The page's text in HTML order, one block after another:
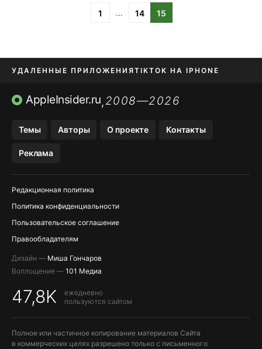
1 … 14 15
УДАЛЕННЫЕ ПРИЛОЖЕНИЯTIKTOK НА IPHONE
ПРИЛОЖЕНИЯ БЕЗ APP STORE
AppleInsider.ru,2008—2026
Темы Авторы О проекте Контакты
Реклама
Редакционная политика
Политика конфиденциальности
Пользовательское соглашение
Правообладателям
Дизайн — Миша Гончаров
Воплощение — 101 Медиа
47,8K
ежедневно
пользуются сайтом
Полное или частичное копирование материалов Сайта
в коммерческих целях разрешено только с письменного